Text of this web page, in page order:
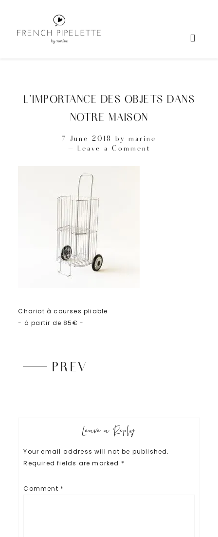
L’IMPORTANCE DES OBJETS DANS
NOTRE MAISON
7 June 2018 by marine
Leave a Comment
Chariot à courses pliable
- à partir de 85€ -
PREV
Leave a Reply
Your email address will not be published.
Required fields are marked *
Comment *